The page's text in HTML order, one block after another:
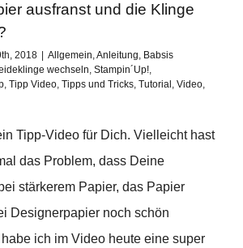
ausfranst und die Klinge
2018 Allgemein,Anleitung, Babsis
wechseln, Stampin´Up!,
, Tipp Video, Tipps und Tricks, Tutorial , Video,
Tipp-Video für Dich. Vielleicht hast
das Problem, dass Deine
stärkerem Papier, das Papier
Designerpapier noch schön
ich im Video heute eine super